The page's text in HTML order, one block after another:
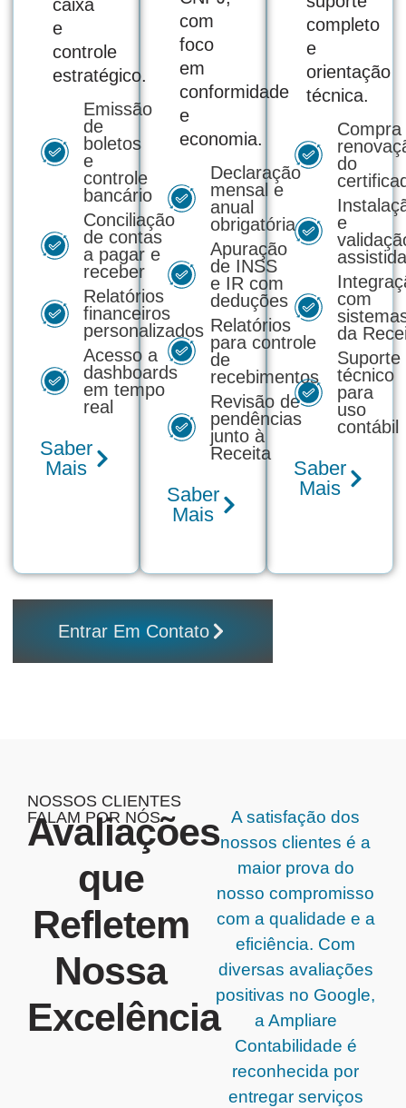
caixa
e
controle
estratégico.
Emissão
de
boletos
e
controle
bancário
Conciliação
de contas
a pagar e
receber
Relatórios
financeiros
personalizados
Acesso a
dashboards
em tempo
real
Saber
Mais
com
foco
em
conformidade
e
economia.
Declaração
mensal e
anual
obrigatória
Apuração
de INSS
e IR com
deduções
Relatórios
para controle
de
recebimentos
Revisão de
pendências
junto à
Receita
Saber
Mais
completo
e
orientação
técnica.
Compra
do
e
assistida
com
da
Suporte
técnico
para
uso
contábil
Saber
Mais
Entrar Em Contato
NOSSOS CLIENTES
FALAM POR NÓS
Avaliações
que
Refletem
Nossa
Excelência
A satisfação dos
nossos clientes é a
maior prova do
nosso compromisso
com a qualidade e a
eficiência. Com
diversas avaliações
positivas no Google,
a Ampliare
Contabilidade é
reconhecida por
entregar serviços